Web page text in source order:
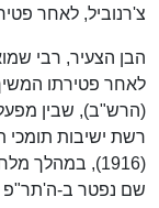
צ'רנוביל, לאחר
הבן הצעיר, רבי
לאחר פטירתו
(הרש"ב), שבין
(1916), במהלך